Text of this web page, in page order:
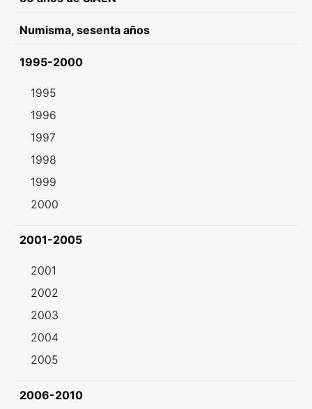
Numisma, sesenta años
1995-2000
1995
1996
1997
1998
1999
2000
2001-2005
2001
2002
2003
2004
2005
2006-2010